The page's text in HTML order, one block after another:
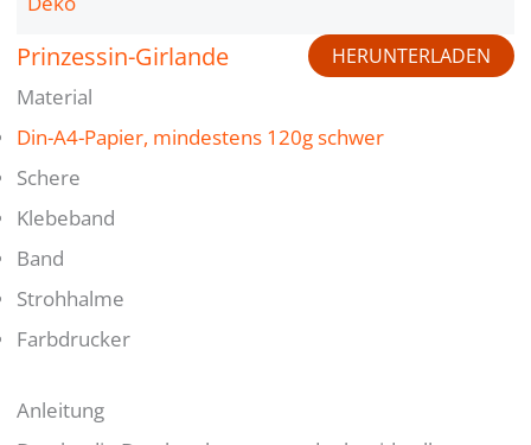
Prinzessin-Girlande HERUNTERLADEN
Material
Din-A4-Papier, mindestens 120g schwer
Schere
Klebeband
Band
Strohhalme
Farbdrucker
Anleitung